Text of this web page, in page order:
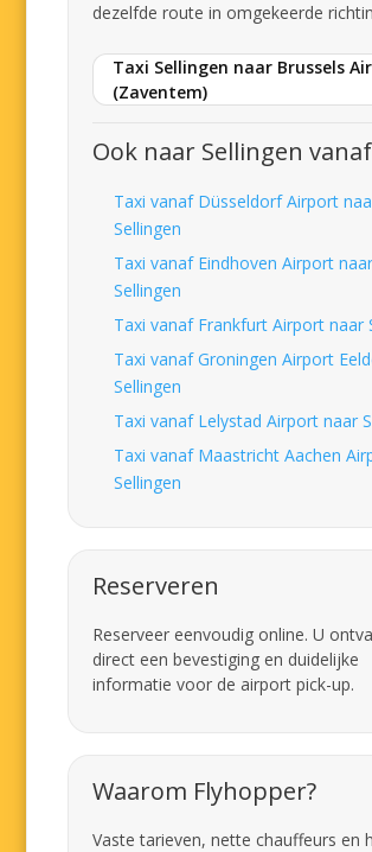
dezelfde route in omgekeerde
Taxi Sellingen naar Brussels
(Zaventem)
Ook naar Sellingen vanaf
Taxi vanaf Düsseldorf Airport
Sellingen
Taxi vanaf Eindhoven Airport naar
Sellingen
Taxi vanaf Frankfurt Airport naar
Taxi vanaf Groningen Airport
Sellingen
Taxi vanaf Lelystad Airport naar
Taxi vanaf Maastricht Aachen
Sellingen
Reserveren
Reserveer eenvoudig online. U
direct een bevestiging en duidelijke
informatie voor de airport pick-up.
Waarom Flyhopper?
Vaste tarieven, nette chauffeurs en